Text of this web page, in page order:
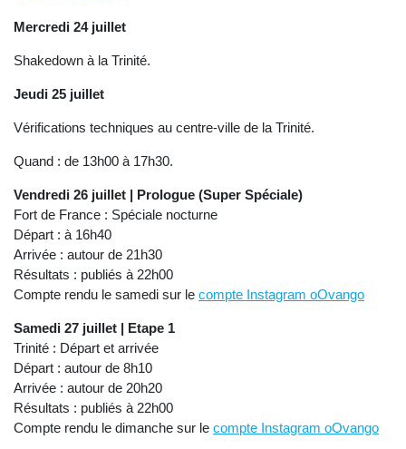
Mercredi 24 juillet
Shakedown à la Trinité.
Jeudi 25 juillet
Vérifications techniques au centre-ville de la Trinité.
Quand : de 13h00 à 17h30.
Vendredi 26 juillet | Prologue (Super Spéciale)
Fort de France : Spéciale nocturne
Départ : à 16h40
Arrivée : autour de 21h30
Résultats : publiés à 22h00
Compte rendu le samedi sur le compte Instagram oOvango
Samedi 27 juillet | Etape 1
Trinité : Départ et arrivée
Départ : autour de 8h10
Arrivée : autour de 20h20
Résultats : publiés à 22h00
Compte rendu le dimanche sur le compte Instagram oOvango